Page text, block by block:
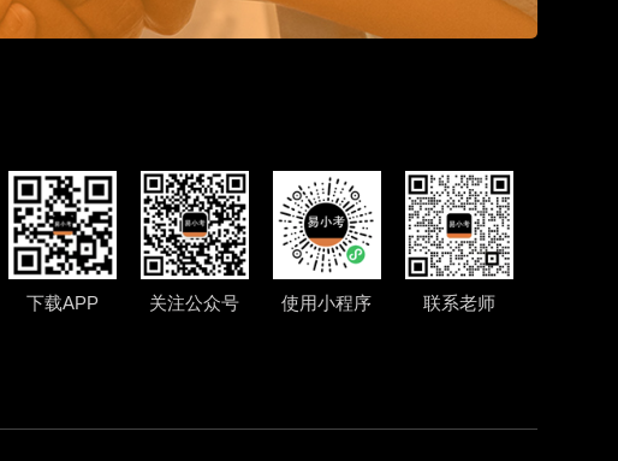
下载APP 关注公众号 使用小程序 联系老师